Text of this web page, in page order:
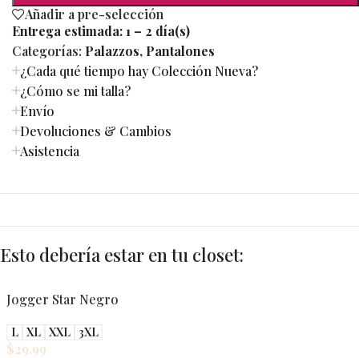
Añadir a pre-selección
Entrega estimada:1 – 2 día(s)
Categorías: Palazzos, Pantalones
¿Cada qué tiempo hay Colección Nueva?
¿Cómo se mi talla?
Envío
Devoluciones & Cambios
Asistencia
Esto debería estar en tu closet:
Jogger Star Negro
L XL XXL 3XL
$29.99